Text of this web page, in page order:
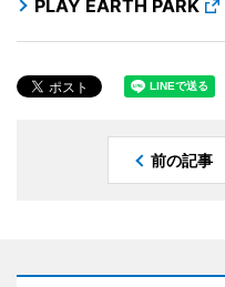
PLAY EARTH PARK
前の記事